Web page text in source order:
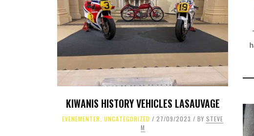
KIWANIS HISTORY VEHICLES LASAUVAGE
EVENEMENTER UNCATEGORIZED 27/09/2023 BY STEVE
M